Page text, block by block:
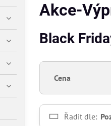
Akce-
Black
Řadit dle:
Cena